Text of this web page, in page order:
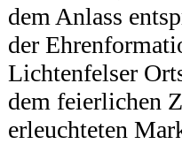
dem Anlass
der
Lichtenfelser
dem feierlichen
erleuchteten